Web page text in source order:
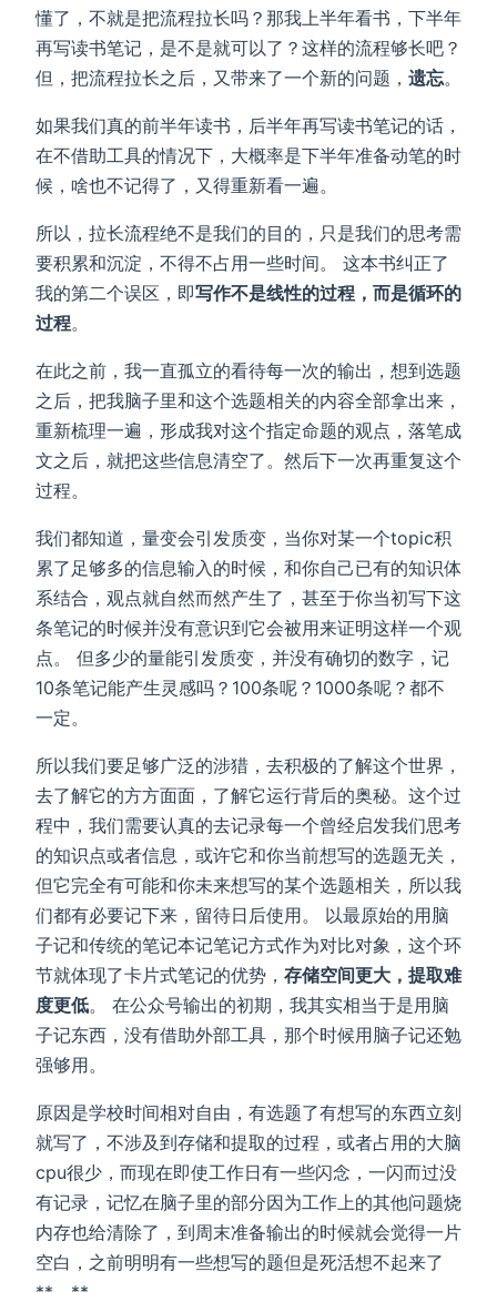
懂了，不就是把流程拉长吗？那我上半年看书，下半年
再写读书笔记，是不是就可以了？这样的流程够长吧？
但，把流程拉长之后，又带来了一个新的问题， 遗忘。
如果我们真的前半年读书，后半年再写读书笔记的话，
在不借助工具的情况下，大概率是下半年准备动笔的时
候，啥也不记得了，又得重新看一遍。
所以，拉长流程绝不是我们的目的，只是我们的思考需
要积累和沉淀，不得不占用一些时间。 这本书纠正了
我的第二个误区，即写作不是线性的过程，而是循环的
过程。
在此之前，我一直孤立的看待每一次的输出，想到选题
之后，把我脑子里和这个选题相关的内容全部拿出来，
重新梳理一遍，形成我对这个指定命题的观点，落笔成
文之后，就把这些信息清空了。然后下一次再重复这个
过程。
我们都知道，量变会引发质变，当你对某一个topic积
累了足够多的信息输入的时候，和你自己已有的知识体
系结合，观点就自然而然产生了，甚至于你当初写下这
条笔记的时候并没有意识到它会被用来证明这样一个观
点。 但多少的量能引发质变，并没有确切的数字，记
10条笔记能产生灵感吗？100条呢？1000条呢？都不
一定。
所以我们要足够广泛的涉猎，去积极的了解这个世界，
去了解它的方方面面，了解它运行背后的奥秘。这个过
程中，我们需要认真的去记录每一个曾经启发我们思考
的知识点或者信息，或许它和你当前想写的选题无关，
但它完全有可能和你未来想写的某个选题相关，所以我
们都有必要记下来，留待日后使用。 以最原始的用脑
子记和传统的笔记本记笔记方式作为对比对象，这个环
节就体现了卡片式笔记的优势， 存储空间更大，提取难
度更低。 在公众号输出的初期，我其实相当于是用脑
子记东西，没有借助外部工具，那个时候用脑子记还勉
强够用。
原因是学校时间相对自由，有选题了有想写的东西立刻
就写了，不涉及到存储和提取的过程，或者占用的大脑
cpu很少，而现在即使工作日有一些闪念，一闪而过没
有记录，记忆在脑子里的部分因为工作上的其他问题烧
内存也给清除了，到周末准备输出的时候就会觉得一片
空白，之前明明有一些想写的题但是死活想不起来了